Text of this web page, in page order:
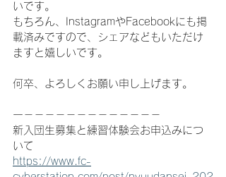
いです。
もちろん、InstagramやFacebookにも掲
載済みですので、シェアなどもいただけ
ますと嬉しいです。
何卒、よろしくお願い申し上げます。
ー－－－－－－－－－－－－－
新入団生募集と練習体験会お申込みにつ
いて
https://www.fc-